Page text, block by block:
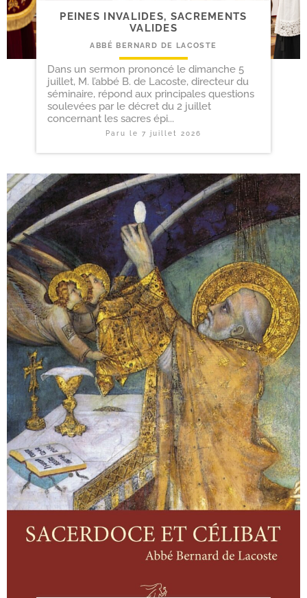
PEINES INVALIDES, SACREMENTS
VALIDES
ABBÉ BERNARD DE LACOSTE
Dans un sermon prononcé le dimanche 5
juillet, M. l’abbé B. de Lacoste, directeur du
séminaire, répond aux principales questions
soulevées par le décret du 2 juillet
concernant les sacres épi...
Paru le 7 juillet 2026